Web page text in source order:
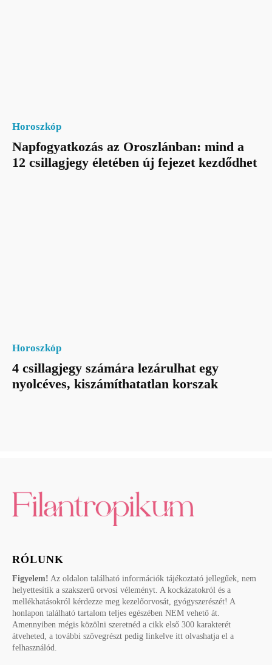
Horoszkóp
Napfogyatkozás az Oroszlánban: mind a
12 csillagjegy életében új fejezet kezdődhet
Horoszkóp
4 csillagjegy számára lezárulhat egy
nyolcéves, kiszámíthatatlan korszak
RÓLUNK
Figyelem! Az oldalon található információk tájékoztató jellegűek, nem
helyettesítik a szakszerű orvosi véleményt. A kockázatokról és a
mellékhatásokról kérdezze meg kezelőorvosát, gyógyszerészét! A
honlapon található tartalom teljes egészében NEM vehető át.
Amennyiben mégis közölni szeretnéd a cikk első 300 karakterét
átveheted, a további szövegrészt pedig linkelve itt olvashatja el a
felhasználód.